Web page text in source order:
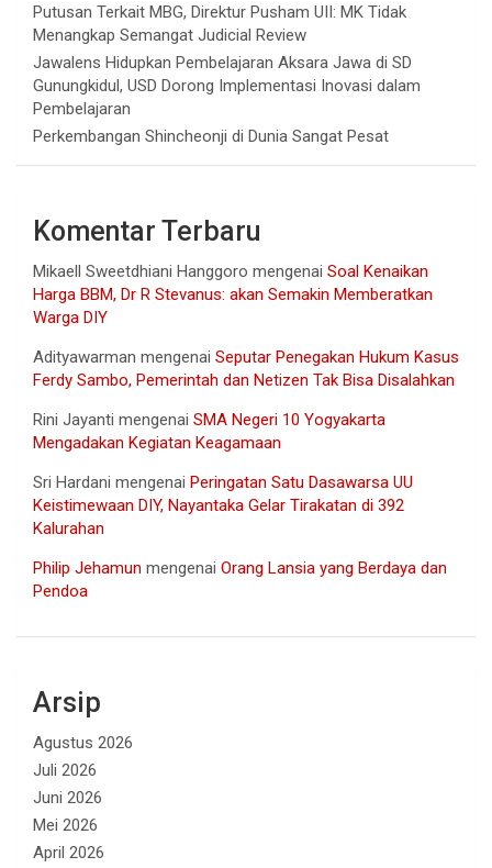
Putusan Terkait MBG, Direktur Pusham UII: MK Tidak
Menangkap Semangat Judicial Review
Jawalens Hidupkan Pembelajaran Aksara Jawa di SD
Gunungkidul, USD Dorong Implementasi Inovasi dalam
Pembelajaran
Perkembangan Shincheonji di Dunia Sangat Pesat
Komentar Terbaru
Mikaell Sweetdhiani Hanggoro mengenai Soal Kenaikan
Harga BBM, Dr R Stevanus: akan Semakin Memberatkan
Warga DIY
Adityawarman mengenai Seputar Penegakan Hukum Kasus
Ferdy Sambo, Pemerintah dan Netizen Tak Bisa Disalahkan
Rini Jayanti mengenai SMA Negeri 10 Yogyakarta
Mengadakan Kegiatan Keagamaan
Sri Hardani mengenai Peringatan Satu Dasawarsa UU
Keistimewaan DIY, Nayantaka Gelar Tirakatan di 392
Kalurahan
Philip Jehamun mengenai Orang Lansia yang Berdaya dan
Pendoa
Arsip
Agustus 2026
Juli 2026
Juni 2026
Mei 2026
April 2026